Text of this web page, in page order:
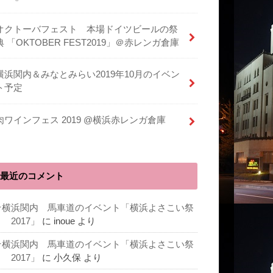
クトーバフェスト 本場ドイツビールの祭
「OKTOBER FEST2019」＠赤レンガ倉庫
浜関内＆みなとみらい2019年10月のイベン
予定
ワインフェス 2019 @横浜赤レンガ倉庫
最近のコメント
浜関内 馬車道のイベント「横浜よさこい祭
2017」
に inoue より
浜関内 馬車道のイベント「横浜よさこい祭
2017」
に 小久保 より